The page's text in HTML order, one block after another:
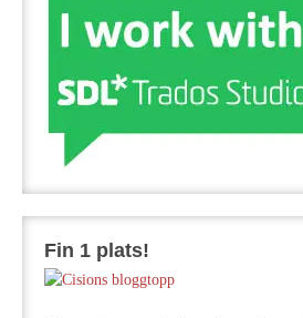
Fin 1 plats!